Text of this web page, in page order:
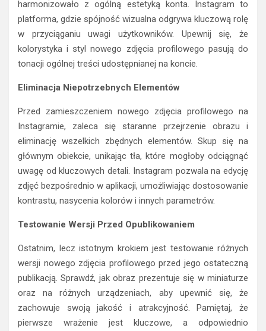
harmonizowało z ogólną estetyką konta. Instagram to
platforma, gdzie spójność wizualna odgrywa kluczową rolę
w przyciąganiu uwagi użytkowników. Upewnij się, że
kolorystyka i styl nowego zdjęcia profilowego pasują do
tonacji ogólnej treści udostępnianej na koncie.
Eliminacja Niepotrzebnych Elementów
Przed zamieszczeniem nowego zdjęcia profilowego na
Instagramie, zaleca się staranne przejrzenie obrazu i
eliminację wszelkich zbędnych elementów. Skup się na
głównym obiekcie, unikając tła, które mogłoby odciągnąć
uwagę od kluczowych detali. Instagram pozwala na edycję
zdjęć bezpośrednio w aplikacji, umożliwiając dostosowanie
kontrastu, nasycenia kolorów i innych parametrów.
Testowanie Wersji Przed Opublikowaniem
Ostatnim, lecz istotnym krokiem jest testowanie różnych
wersji nowego zdjęcia profilowego przed jego ostateczną
publikacją. Sprawdź, jak obraz prezentuje się w miniaturze
oraz na różnych urządzeniach, aby upewnić się, że
zachowuje swoją jakość i atrakcyjność. Pamiętaj, że
pierwsze wrażenie jest kluczowe, a odpowiednio